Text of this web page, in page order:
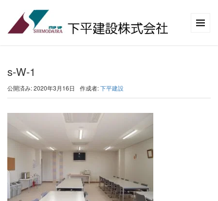
s-W-1
公開済み: 2020年3月16日 作成者:下平建設